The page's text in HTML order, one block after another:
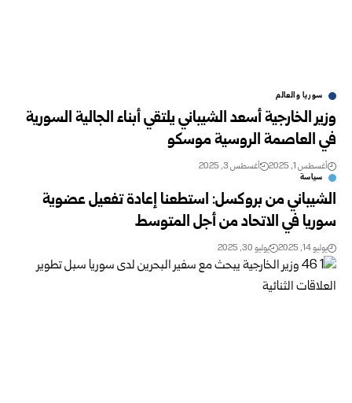
سوريا والعالم
وزير الخارجية أسعد الشيباني يلتقي أبناء الجالية السورية
في العاصمة الروسية موسكو
أغسطس 1, 2025 أغسطس 3, 2025
سياسة
الشيباني من بروكسل: استطعنا إعادة تفعيل عضوية
سوريا في الاتحاد من أجل المتوسط
يوليو 14, 2025 يوليو 30, 2025